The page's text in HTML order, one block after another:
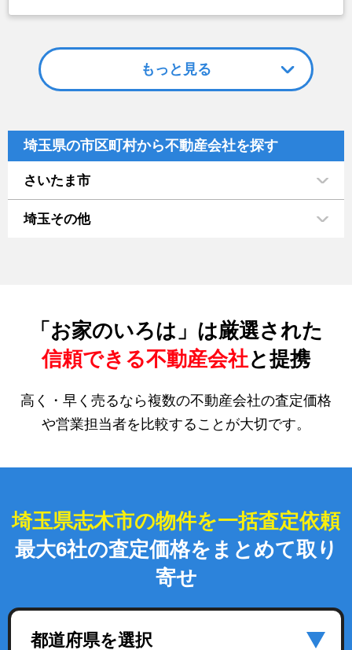
もっと見る
埼玉県の市区町村から不動産会社を探す
さいたま市
埼玉その他
「お家のいろは」は厳選された
信頼できる不動産会社と提携
高く・早く売るなら複数の不動産会社の査定価格
や営業担当者を比較することが大切です。
埼玉県志木市の物件を一括査定依頼
最大6社の査定価格をまとめて取り
寄せ
都道府県を選択